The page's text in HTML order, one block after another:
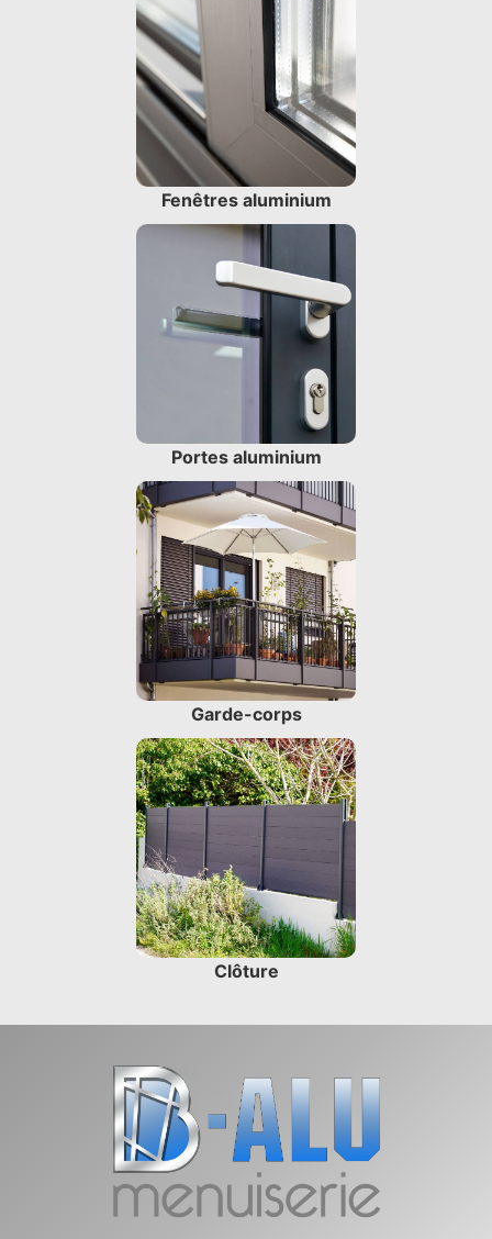
Fenêtres aluminium
Portes aluminium
Garde-corps
Clôture